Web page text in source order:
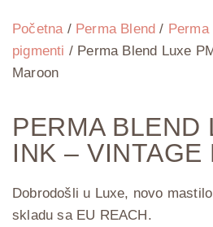
Početna/ Perma Blend / Perma
pigmenti / Perma Blend Luxe
Maroon
PERMA BLEND
INK – VINTAGE
Dobrodošli u Luxe, novo
skladu sa EU REACH.